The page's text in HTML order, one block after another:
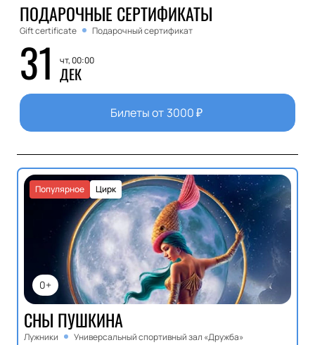
ПОДАРОЧНЫЕ СЕРТИФИКАТЫ
Gift certificate Подарочный сертификат
31 чт, 00:00
ДЕК
Билеты от 3000₽
0+
Цирк
Популярное
СНЫ ПУШКИНА
Лужники Универсальный спортивный зал «Дружба»